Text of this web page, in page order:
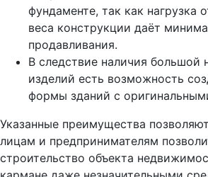
фундаменте, так как нагрузка
веса конструкции даёт
продавливания.
В следствие наличия большой
изделий есть возможность
формы зданий с
Указанные преимущества
лицам и предпринимателям
строительство объекта